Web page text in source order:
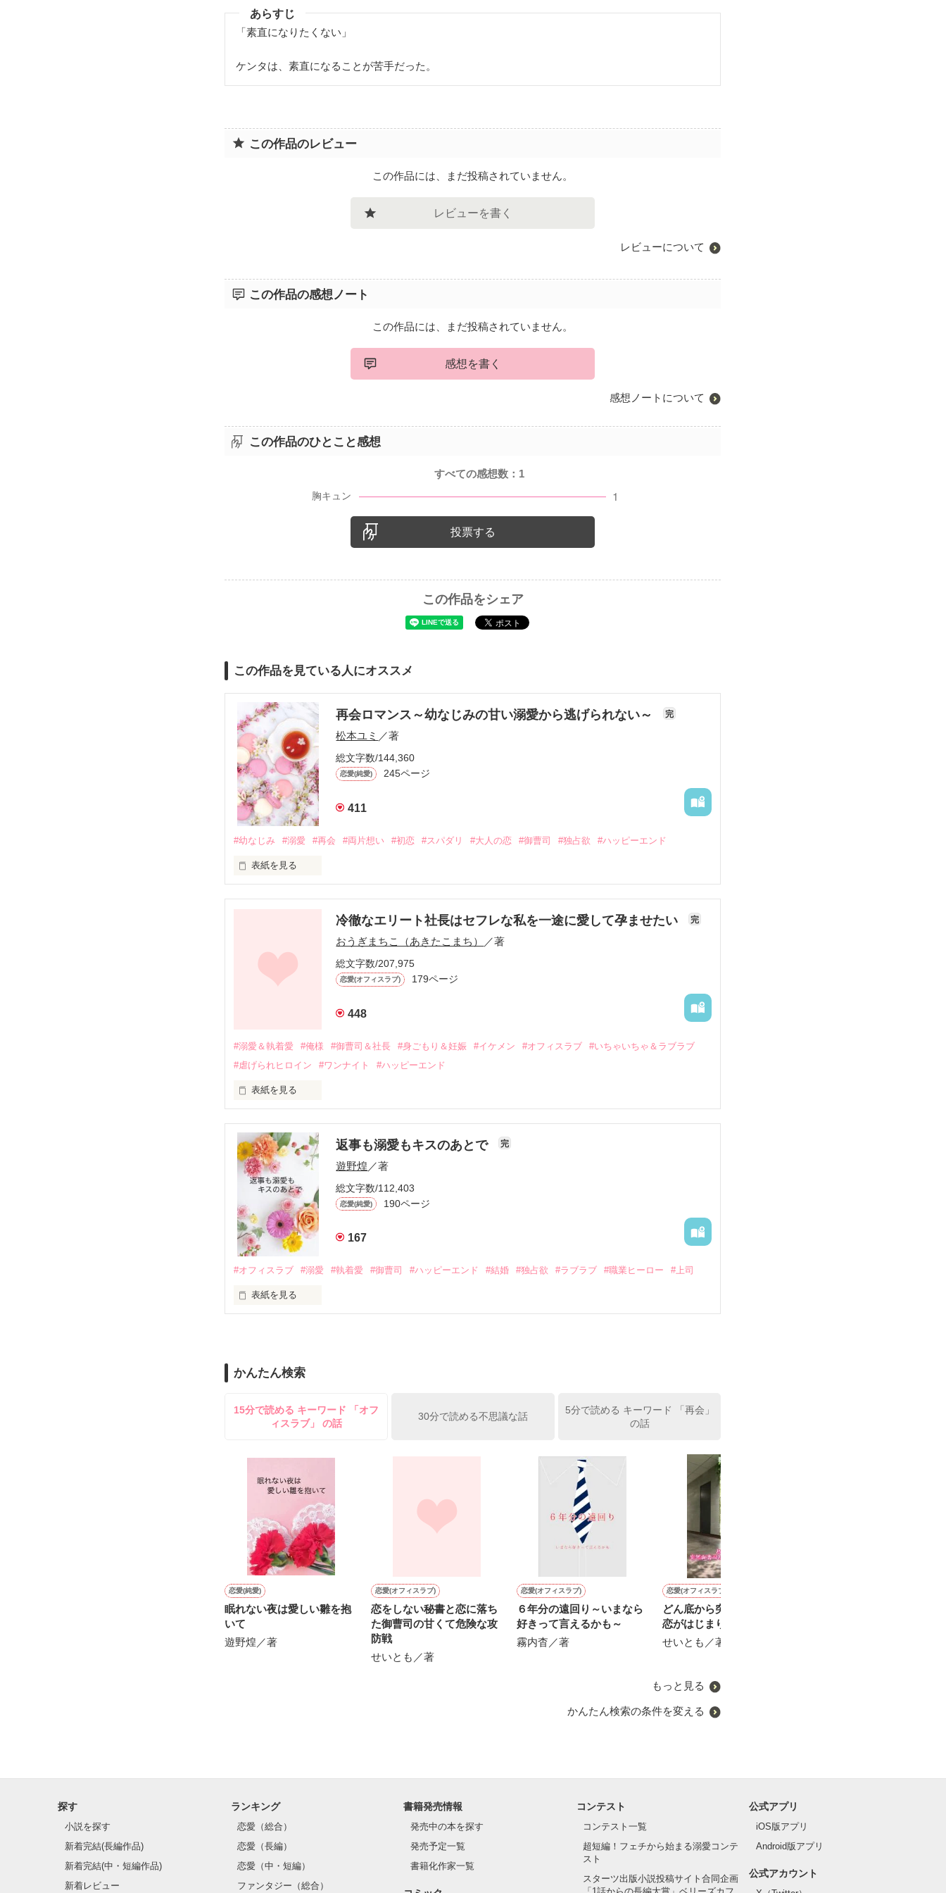
あらすじ
「素直になりたくない」
ケンタは、素直になることが苦手だった。
この作品のレビュー
この作品には、まだ投稿されていません。
レビューを書く
レビューについて
この作品の感想ノート
この作品には、まだ投稿されていません。
感想を書く
感想ノートについて
この作品のひとこと感想
すべての感想数： 1
投票する
この作品をシェア
この作品を見ている人にオススメ
再会ロマンス～幼なじみの甘い溺愛から逃げられない～ 完
松本ユミ ／著
総文字数/144,360
恋愛(純愛) 245ページ
411
#幼なじみ #溺愛 #再会 #両片想い #初恋 #スパダリ #大人の恋 #御曹司 #独占欲 #ハッピーエンド
表紙を見る
しかし、ある出来事をきっかけに二人の関係は壊れてしまう。
関係修復もできないまま、美桜は両親の離婚によって
引っ越すことになり、哲平とも離れ離れになった。
そして、ひょんなことから
酔った勢いで一夜を共にしてしまった。
さらに、美桜が初めてだと知った哲平は
甘やかしてくる。
そんなある日、哲平は美桜がストーカー被害に
遭っていることを知る。
美桜を守るため、哲平は同居を提案してきて――。
夏木美桜(なつきみお)
✕
鳴海哲平 (なるみてっぺい)
止まっていたはずの二人の時間が、再び動き出す。
冷徹なエリート社長はセフレな私を一途に愛して孕ませたい 完
おうぎまちこ（あきたこまち） ／著
総文字数/207,975
恋愛(オフィスラブ) 179ページ
448
#溺愛＆執着愛 #俺様 #御曹司＆社長 #身ごもり＆妊娠 #イケメン #オフィスラブ
#いちゃいちゃ＆ラブラブ
#虐げられヒロイン
#ワンナイト #ハッピーエンド
表紙を見る
帰国後、美桜は新しい職場でワンナイトした美青年と再会。なんと彼の正体は、とある財閥御曹司に
も関わらず、一族を離れて起業した新進気鋭の実業家、社内でも冷徹だと評判な社長――御影恭司その
人だったのだ――！
なぜか恭司から飼い猫の世話係を命じられた美桜は、猫の世話を口実にしばしば呼び出された上、二
返事も溺愛もキスのあとで 完
遊野煌 ／著
総文字数/112,403
恋愛(純愛) 190ページ
167
#オフィスラブ #溺愛 #執着愛 #御曹司 #ハッピーエンド #結婚 #独占欲 #ラブラブ #職業ヒーロー #上司
表紙を見る
雪瀬鷹哉（29）が『──俺と結婚してくれないか』といきなりプロポーズをしてきた上、同居まで提案
鷹哉『宜しくな、俺の雛子』🦅
雛子『俺の……ひぃ、雛子？！！！』🐥
シゴデキで冷徹な上司が見せる素顔は、なぜか想像以上に甘くて……🐥💓🦅
※表紙も作中使用の画像も全てフリー素材です。
※執筆期間2026.6.3〜7.20完結です。
※他サイトさんにて恋愛トレンド1位でした〜良かったら読んで頂けると嬉しいです。
かんたん検索
15分で読める キーワード 「オフ
ィスラブ」 の話
30分で読める不思議な話
5分で読める キーワード 「再会」
の話
恋愛(純愛)
眠れない夜は愛しい雛を抱
いて
遊野煌／著
恋愛(オフィスラブ)
恋をしない秘書と恋に落ち
た御曹司の甘くて危険な攻
防戦
せいとも／著
恋愛(オフィスラブ)
６年分の遠回り～いまなら
好きって言えるかも～
霧内杳／著
恋愛(オフィスラブ)
どん底から突然御曹司との
恋がはじまりました
せいとも／著
もっと見る
かんたん検索の条件を変える
探す
小説を探す
新着完結(長編作品)
新着完結(中・短編作品)
新着レビュー
ランキング
恋愛（総合）
恋愛（長編）
恋愛（中・短編）
ファンタジー（総合）
書籍発売情報
発売中の本を探す
発売予定一覧
書籍化作家一覧
コンテスト
コンテスト一覧
超短編！フェチから始まる溺愛コンテ
スト
スターツ出版小説投稿サイト合同企画
公式アプリ
iOS版アプリ
Android版アプリ
公式アカウント